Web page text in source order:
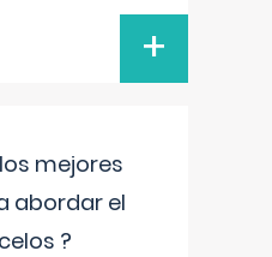
+
mejores
abordar el
?